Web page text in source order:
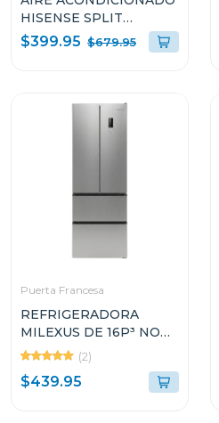
HISENSE SPLIT
INVERTER 18000 BTU
ATR182CJ
$399.95 $679.95
Puerta Francesa
REFRIGERADORA
MILEXUS DE 16P³ NO
FROST MLRFD888SB
(2)
$439.95